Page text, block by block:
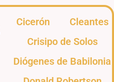
Cicerón
Cleantes
Crisipo de Solos
Diógenes de Babilonia